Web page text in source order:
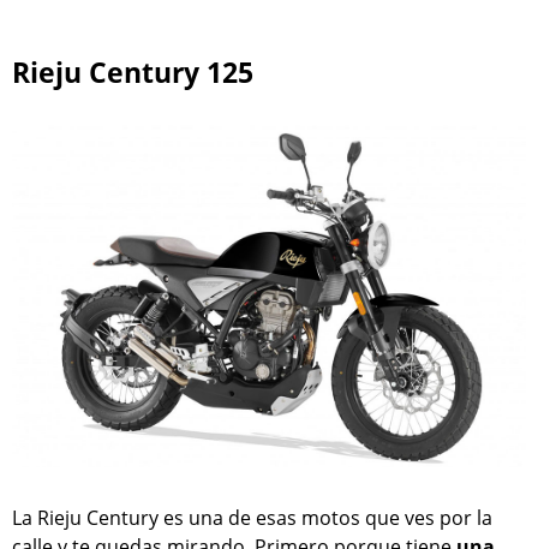
Rieju Century 125
La Rieju Century es una de esas motos que ves por la